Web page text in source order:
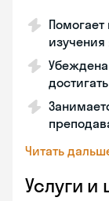
изучения
Читать
Услуги и